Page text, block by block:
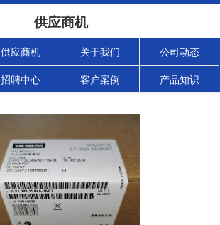
供应商机
供应商机 关于我们 公司动态
招聘中心 客户案例 产品知识